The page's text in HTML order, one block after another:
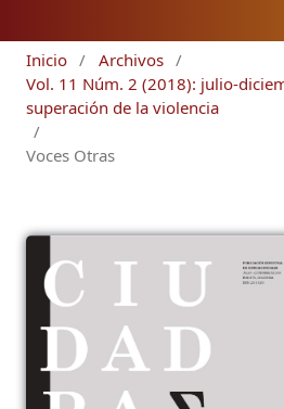
Inicio / Archivos /
Vol. 11 Núm. 2 (2018): julio-
superación de la violencia
/
Voces Otras